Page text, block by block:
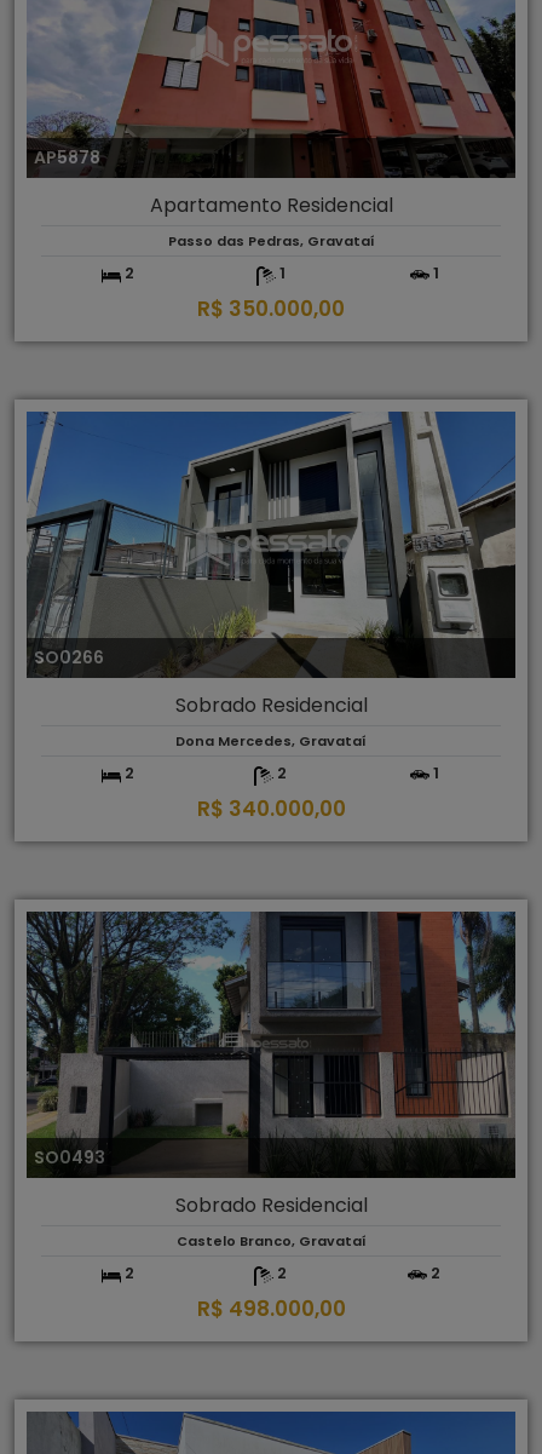
AP5878
Apartamento Residencial
Passo das Pedras, Gravataí
2 1 1
R$ 350.000,00
SO0266
Sobrado Residencial
Dona Mercedes, Gravataí
2 2 1
R$ 340.000,00
SO0493
Sobrado Residencial
Castelo Branco, Gravataí
2 2 2
R$ 498.000,00